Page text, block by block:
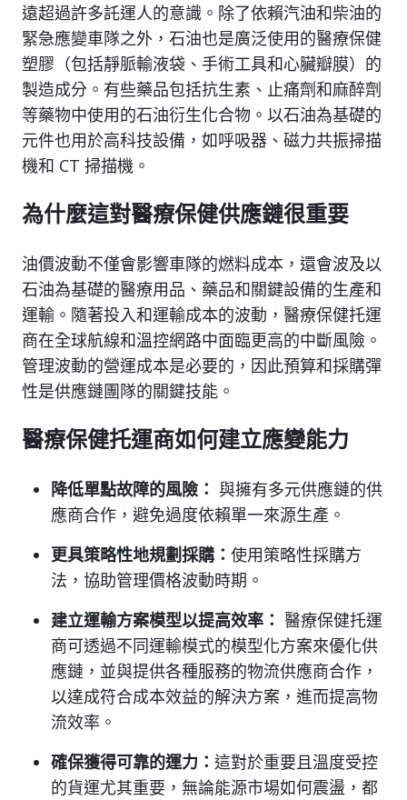
遠超過許多託運人的意識。除了依賴汽油和柴油的
緊急應變車隊之外，石油也是廣泛使用的醫療保健
塑膠（包括靜脈輸液袋、手術工具和心臟瓣膜）的
製造成分。有些藥品包括抗生素、止痛劑和麻醉劑
等藥物中使用的石油衍生化合物。以石油為基礎的
元件也用於高科技設備，如呼吸器、磁力共振掃描
機和 CT 掃描機。
為什麼這對醫療保健供應鏈很重要
油價波動不僅會影響車隊的燃料成本，還會波及以
石油為基礎的醫療用品、藥品和關鍵設備的生產和
運輸。隨著投入和運輸成本的波動，醫療保健托運
商在全球航線和溫控網路中面臨更高的中斷風險。
管理波動的營運成本是必要的，因此預算和採購彈
性是供應鏈團隊的關鍵技能。
醫療保健托運商如何建立應變能力
降低單點故障的風險： 與擁有多元供應鏈的供
應商合作，避免過度依賴單一來源生產。
更具策略性地規劃採購： 使用策略性採購方
法，協助管理價格波動時期。
建立運輸方案模型以提高效率： 醫療保健托運
商可透過不同運輸模式的模型化方案來優化供
應鏈，並與提供各種服務的物流供應商合作，
以達成符合成本效益的解決方案，進而提高物
流效率。
確保獲得可靠的運力： 這對於重要且溫度受控
的貨運尤其重要，無論能源市場如何震盪，都